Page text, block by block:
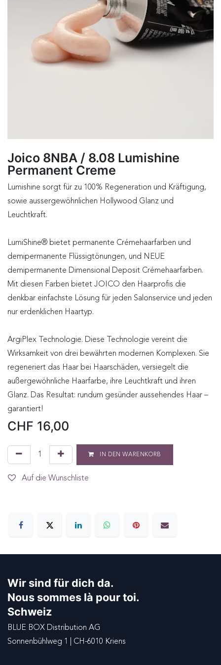
Joico 8NBA / 8.08 Lumishine
Permanent Creme
Lumishine sorgt für zu 100% Regeneration und Kräftigung,
sowie aussergewöhnlichen Hollywood Glanz und
Leuchtkraft.
LumiShine® bietet permanente Crémehaarfarben und
demipermanente Flüssigtönungen, und NEUE
demipermanente Dimensional Deposit Crémehaarfarben.
Mit diesen Farben bietet JOICO den Haarprofis die
denkbar einfachste Lösung für jeden Salonservice und jeden
nur erdenklichen Haartyp.
ArgiPlex Technologie. Diese Technologie vereint die
Wirksamkeit von drei bewährten modernen Komplexen. Sie
regeneriert das Haar bei Haarschäden, versiegelt die
außergewöhnliche Haarfarbe, ihre Leuchtkraft und ihren
Glanz. Das Resultat: rundum gesünder aussehendes Haar –
garantiert!
CHF 16,00
IN DEN WARENKORB
Auf die Wunschliste
Wir sind für dich da.
Nous sommes là pour toi.
Schweiz
BLUE BOX Distribution AG
Sonnenbühlweg 1 | CH-6010 Kriens